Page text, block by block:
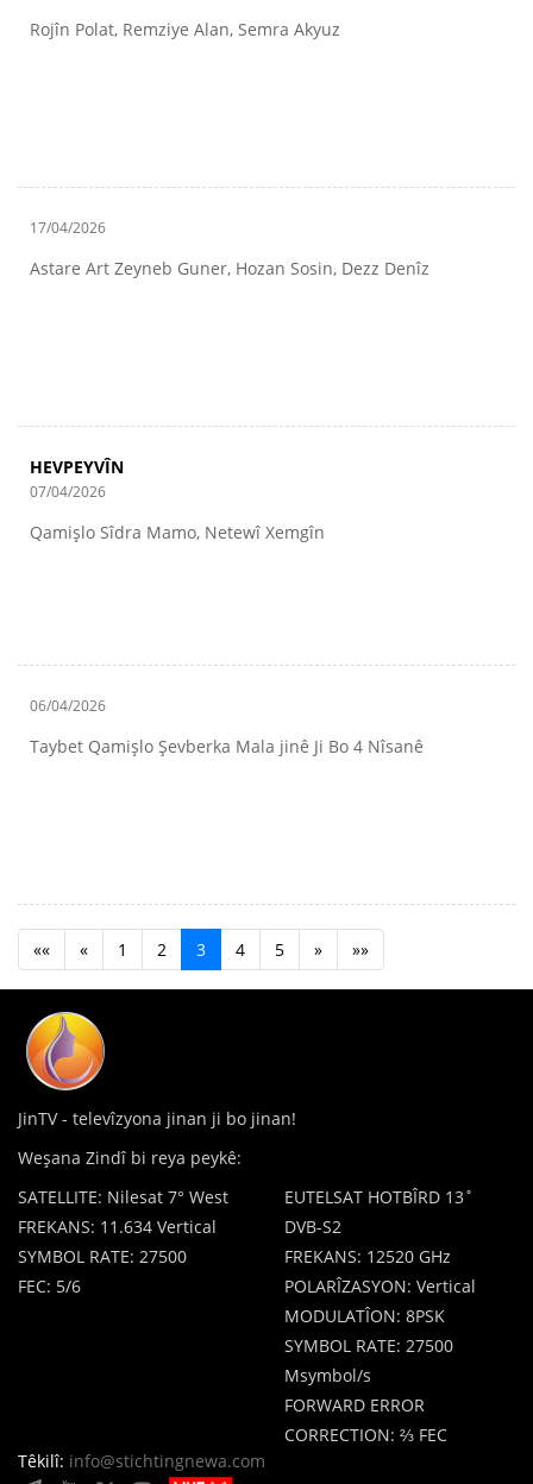
Rojîn Polat, Remziye Alan, Semra Akyuz
17/04/2026
Astare Art Zeyneb Guner, Hozan Sosin, Dezz Denîz
HEVPEYVÎN
07/04/2026
Qamişlo Sîdra Mamo, Netewî Xemgîn
06/04/2026
Taybet Qamişlo Şevberka Mala jinê Ji Bo 4 Nîsanê
«« « 1 2 3 4 5 » »»
JinTV - televîzyona jinan ji bo jinan!
Weşana Zindî bi reya peykê:
SATELLITE: Nilesat 7° West
FREKANS: 11.634 Vertical
SYMBOL RATE: 27500
FEC: 5/6
EUTELSAT HOTBÎRD 13˚
DVB-S2
FREKANS: 12520 GHz
POLARÎZASYON: Vertical
MODULATÎON: 8PSK
SYMBOL RATE: 27500
Msymbol/s
FORWARD ERROR
CORRECTION: ⅔ FEC
Têkilî: info@stichtingnewa.com